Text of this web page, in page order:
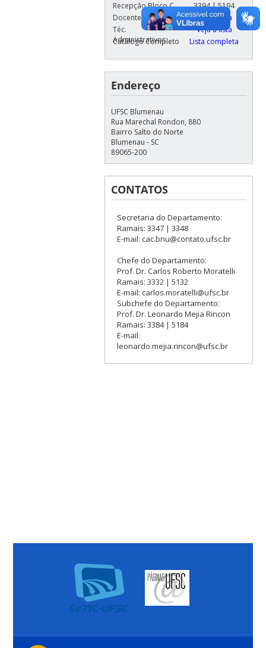
Recepção Bloco C
3394 | 5194
Docentes
Veja a lista
Téc.
Administrativos
Veja a lista
Catálogo Completo
Lista completa
Endereço
UFSC Blumenau
Rua Marechal Rondon, 880
Bairro Salto do Norte
Blumenau - SC
89065-200
CONTATOS
Secretaria do Departamento:
Ramais: 3347 | 3348
E-mail: cac.bnu@contato.ufsc.br
Chefe do Departamento:
Prof. Dr. Carlos Roberto Moratelli
Ramais: 3332 | 5132
E-mail: carlos.moratelli@ufsc.br
Subchefe do Departamento:
Prof. Dr. Leonardo Mejia Rincon
Ramais: 3384 | 5184
E-mail:
leonardo.mejia.rincon@ufsc.br